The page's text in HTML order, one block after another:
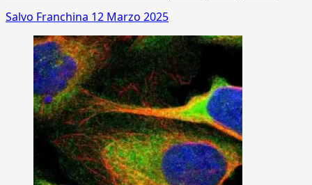
Salvo Franchina 12 Marzo 2025